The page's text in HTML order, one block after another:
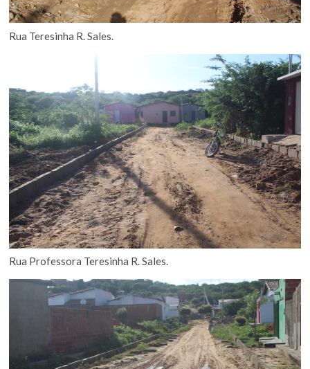
Rua Teresinha R. Sales.
Rua Professora Teresinha R. Sales.